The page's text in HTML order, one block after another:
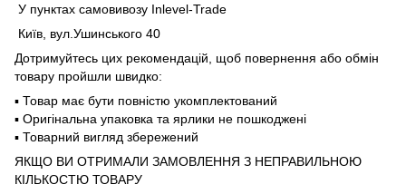
У пунктах самовивозу Inlevel-Trade
Київ, вул.Ушинського 40
Дотримуйтесь цих рекомендацій, щоб повернення або обмін
товару пройшли швидко:
▪️ Товар має бути повністю укомплектований
▪️ Оригінальна упаковка та ярлики не пошкоджені
▪️ Товарний вигляд збережений
ЯКЩО ВИ ОТРИМАЛИ ЗАМОВЛЕННЯ З НЕПРАВИЛЬНОЮ
КІЛЬКОСТЮ ТОВАРУ